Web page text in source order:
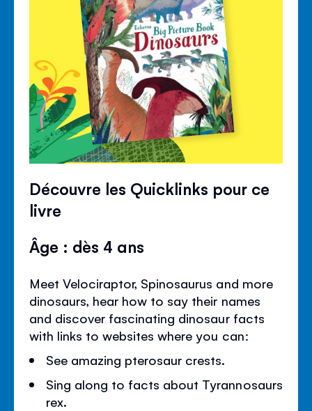
Découvre les Quicklinks pour ce
livre
Âge : dès 4 ans
Meet Velociraptor, Spinosaurus and more
dinosaurs, hear how to say their names
and discover fascinating dinosaur facts
with links to websites where you can:
See amazing pterosaur crests.
Sing along to facts about Tyrannosaurs
rex.